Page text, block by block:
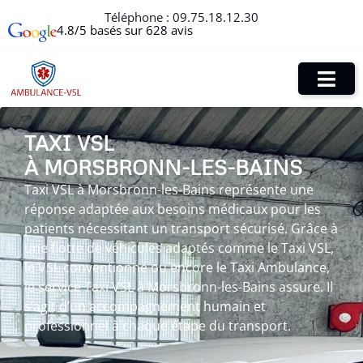
Téléphone : 09.75.18.12.30
4.8/5 basés sur 628 avis
TAXI VSL
À MORSBRONN-LES-BAINS
Taxi VSL à Morsbronn-les-Bains représente une
réponse adaptée aux besoins médicaux pour les
patients nécessitant un transport sécurisé. Grâce à
une flotte de véhicules adaptés comme le Taxi VSL,
le VSL conventionné ou encore le Taxi Ambulance,
le service Taxi VSL à Morsbronn-les-Bains assure. Il
s’agit d’un accompagnement humain et
professionnel à chaque étape du transport.